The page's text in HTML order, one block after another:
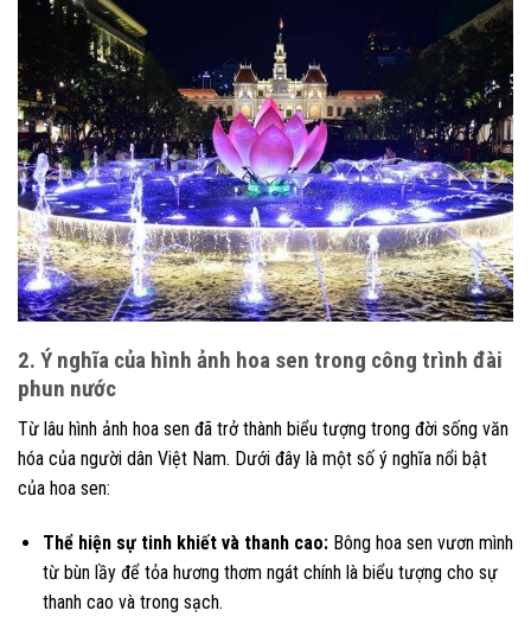
2. Ý nghĩa của hình ảnh hoa sen trong công trình đài
phun nước
Từ lâu hình ảnh hoa sen đã trở thành biểu tượng trong đời sống văn
hóa của người dân Việt Nam. Dưới đây là một số ý nghĩa nổi bật
của hoa sen:
Thể hiện sự tinh khiết và thanh cao:Bông hoa sen vươn mình
từ bùn lầy để tỏa hương thơm ngát chính là biểu tượng cho sự
thanh cao và trong sạch.